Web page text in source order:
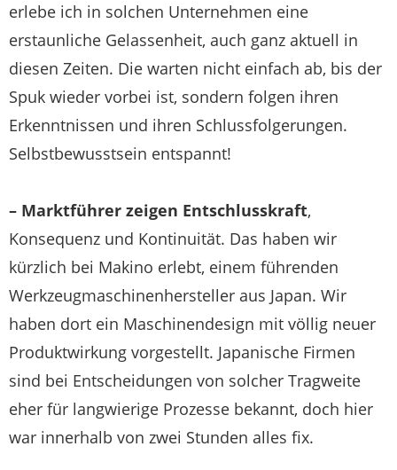
erlebe ich in solchen Unternehmen eine
erstaunliche Gelassenheit, auch ganz aktuell in
diesen Zeiten. Die warten nicht einfach ab, bis der
Spuk wieder vorbei ist, sondern folgen ihren
Erkenntnissen und ihren Schlussfolgerungen.
Selbstbewusstsein entspannt!
– Marktführer zeigen Entschlusskraft,
Konsequenz und Kontinuität. Das haben wir
kürzlich bei Makino erlebt, einem führenden
Werkzeugmaschinenhersteller aus Japan. Wir
haben dort ein Maschinendesign mit völlig neuer
Produktwirkung vorgestellt. Japanische Firmen
sind bei Entscheidungen von solcher Tragweite
eher für langwierige Prozesse bekannt, doch hier
war innerhalb von zwei Stunden alles fix.